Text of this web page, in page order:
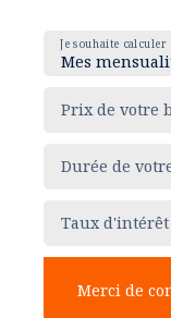
Mes
Je souhaite calculer
Prix de votre
Durée de
Taux
Merci de